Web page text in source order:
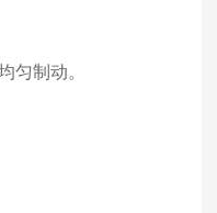
匀制动。